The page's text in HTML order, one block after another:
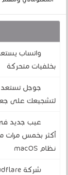
واتساب
بخلفيات متحركة
جوجل
لتشجيعك على
أكثر بخمس مرات
نظام macOS